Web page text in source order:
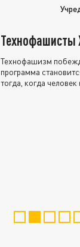
Технофашисты
Технофашизм
программа
тогда, когда